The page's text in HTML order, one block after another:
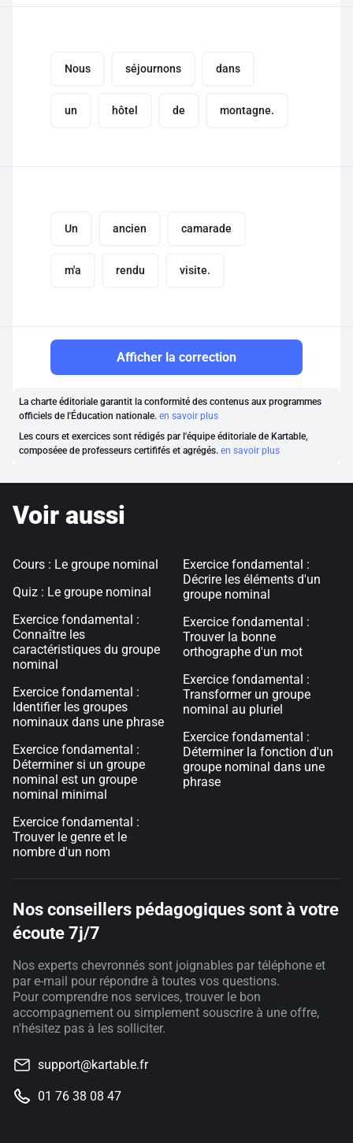
Nous séjournons dans
un hôtel de montagne.
Un ancien camarade
m'a rendu visite.
Afficher la correction
La charte éditoriale garantit la conformité des contenus aux programmes
officiels de l'Éducation nationale. en savoir plus
Les cours et exercices sont rédigés par l'équipe éditoriale de Kartable,
composéee de professeurs certififés et agrégés. en savoir plus
Voir aussi
Cours : Le groupe nominal
Quiz : Le groupe nominal
Exercice fondamental :
Connaître les
caractéristiques du groupe
nominal
Exercice fondamental :
Identifier les groupes
nominaux dans une phrase
Exercice fondamental :
Déterminer si un groupe
nominal est un groupe
nominal minimal
Exercice fondamental :
Trouver le genre et le
nombre d'un nom
Exercice fondamental :
Décrire les éléments d'un
groupe nominal
Exercice fondamental :
Trouver la bonne
orthographe d'un mot
Exercice fondamental :
Transformer un groupe
nominal au pluriel
Exercice fondamental :
Déterminer la fonction d'un
groupe nominal dans une
phrase
Nos conseillers pédagogiques sont à votre
écoute 7j/7
Nos experts chevronnés sont joignables par téléphone et
par e-mail pour répondre à toutes vos questions.
Pour comprendre nos services, trouver le bon
accompagnement ou simplement souscrire à une offre,
n'hésitez pas à les solliciter.
support@kartable.fr
01 76 38 08 47